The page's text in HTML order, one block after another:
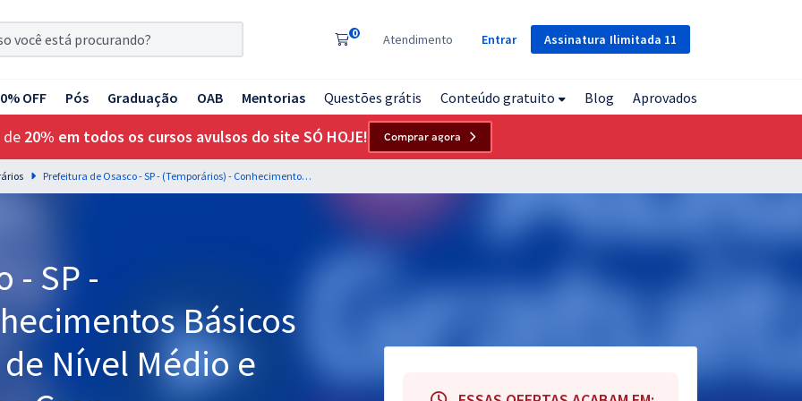
Assinatura Ilimitada 11
0 Atendimento Entrar
OFF Pós Graduação OAB Mentorias Questões grátis Conteúdo gratuito Blog Aprovados
de 20% em todos os cursos avulsos do site SÓ HOJE! Comprar agora
Prefeitura de Osasco - SP - (Temporários) - Conhecimentos Básicos Comuns aos Cargos de Nível Médio e Técnico com a Equipe Gran
- SP -
Básicos
Nível Médio e